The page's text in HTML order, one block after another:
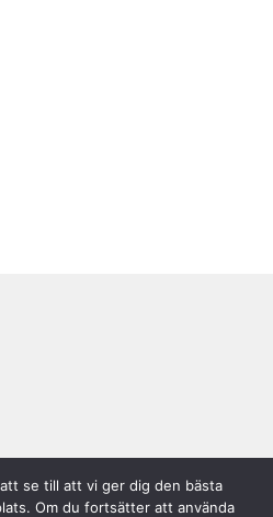
se till att vi ger dig den bästa
Om du fortsätter att använda